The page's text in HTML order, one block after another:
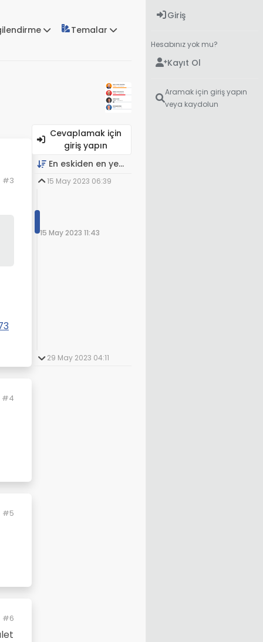
Temalar
#3
#4
#5
#6
Cevaplamak için
giriş yapın
En eskiden en yeniye
15 May 2023 06:39
15 May 2023 11:43
29 May 2023 04:11
Giriş
Hesabınız yok mu?
Kayıt Ol
Aramak için giriş yapın
veya kaydolun